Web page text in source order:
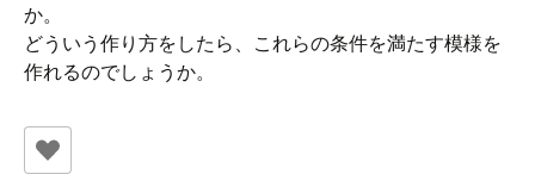
か。
どういう作り方をしたら、これらの条件を満たす模様を
作れるのでしょうか。